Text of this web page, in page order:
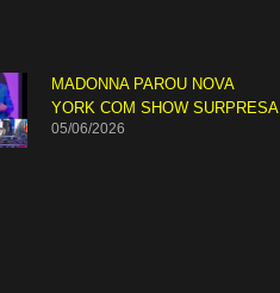
MADONNA PAROU NOVA
YORK COM SHOW SURPRESA
05/06/2026